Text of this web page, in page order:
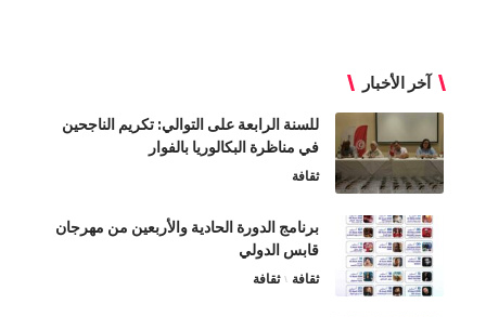
آخر الأخبار
للسنة الرابعة على التوالي: تكريم الناجحين
في مناظرة البكالوريا بالفوار
ثقافة
برنامج الدورة الحادية والأربعين من مهرجان
قابس الدولي
ثقافة ثقافة